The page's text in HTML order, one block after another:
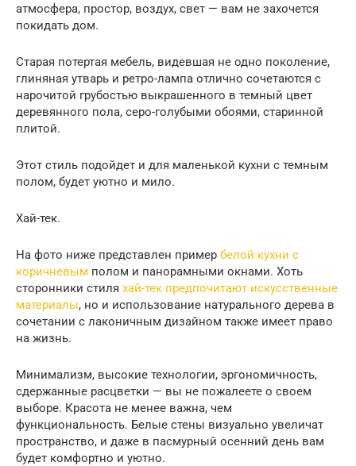
атмосфера, простор, воздух, свет — вам не захочется
покидать дом.
Старая потертая мебель, видевшая не одно поколение,
глиняная утварь и ретро-лампа отлично сочетаются с
нарочитой грубостью выкрашенного в темный цвет
деревянного пола, серо-голубыми обоями, старинной
плитой.
Этот стиль подойдет и для маленькой кухни с темным
полом, будет уютно и мило.
Хай-тек.
На фото ниже представлен пример белой кухни с
коричневым полом и панорамными окнами. Хоть
сторонники стиля хай-тек предпочитают искусственные
материалы, но и использование натурального дерева в
сочетании с лаконичным дизайном также имеет право
на жизнь.
Минимализм, высокие технологии, эргономичность,
сдержанные расцветки — вы не пожалеете о своем
выборе. Красота не менее важна, чем
функциональность. Белые стены визуально увеличат
пространство, и даже в пасмурный осенний день вам
будет комфортно и уютно.